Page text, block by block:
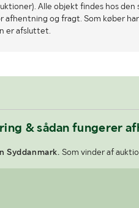
Alle objekt findes hos
afhentning og fragt. Som køber
er afsluttet.
& sådan fungerer
Syddanmark. Som vinder af